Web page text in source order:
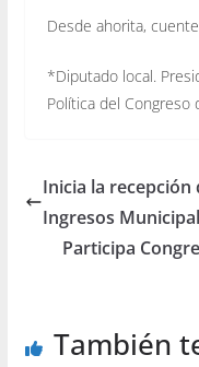
Desde ahorita,
*Diputado local.
Política del Congreso
Inicia la recepción
Ingresos
Participa
También